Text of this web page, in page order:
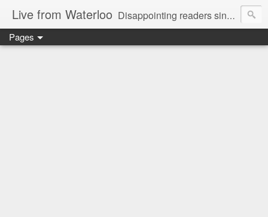
Live from Waterloo Disappointing readers since 2006
Pages